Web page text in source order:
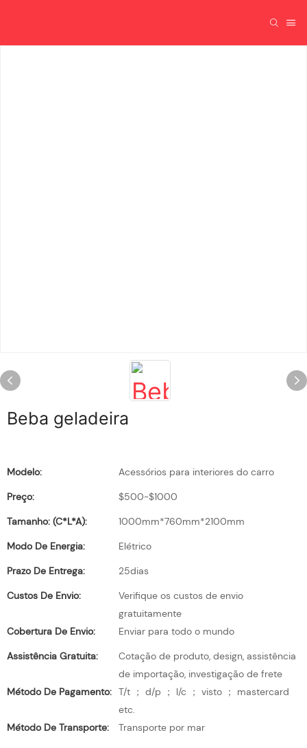
Beba geladeira
Modelo:
Acessórios para interiores do carro
Preço:
$500-$1000
Tamanho: (C*L*A):
1000mm*760mm*2100mm
Modo De Energia:
Elétrico
Prazo De Entrega:
25dias
Custos De Envio:
Verifique os custos de envio
gratuitamente
Cobertura De Envio:
Enviar para todo o mundo
Assistência Gratuita:
Cotação de produto, design, assistência
de importação, investigação de frete
Método De Pagamento: T/t ； d/p ； l/c ； visto ； mastercard
etc.
Método De Transporte:
Transporte por mar